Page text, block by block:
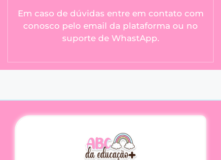
Em caso de dúvidas entre em contato com
conosco pelo email da plataforma ou no
suporte de WhastApp.